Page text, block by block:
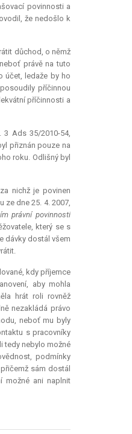
povinnosti a
že nedošlo k
důchod, o němž
právě na tuto
účet, ledaže by ho
příčinnou
příčinnosti a
3 Ads 35/2010-54,
přiznán pouze na
roku. Odlišný byl
nichž je povinen
ze dne 25. 4. 2007,
právní povinnosti
který se s
dávky dostál všem
kdy příjemce
aby mohla
hrát roli rovněž
nezakládá právo
neboť mu byly
s pracovníky
tedy nebylo možné
podmínky
sám dostál
možné ani naplnit